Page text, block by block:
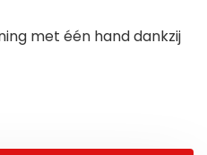
met één hand dankzij